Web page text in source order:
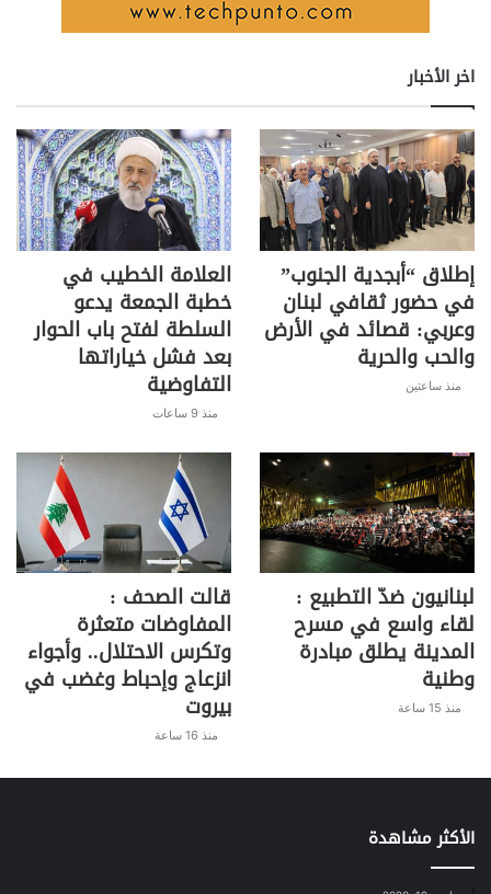
اخر الأخبار
إطلاق “أبجدية الجنوب”
في حضور ثقافي لبنان
وعربي: قصائد في الأرض
والحب والحرية
منذ ساعتين
العلامة الخطيب في
خطبة الجمعة يدعو
السلطة لفتح باب الحوار
بعد فشل خياراتها
التفاوضية
منذ 9 ساعات
لبنانيون ضدّ التطبيع :
لقاء واسع في مسرح
المدينة يطلق مبادرة
وطنية
منذ 15 ساعة
قالت الصحف :
المفاوضات متعثرة
وتكرس الاحتلال.. وأجواء
انزعاج وإحباط وغضب في
بيروت
منذ 16 ساعة
الأكثر مشاهدة